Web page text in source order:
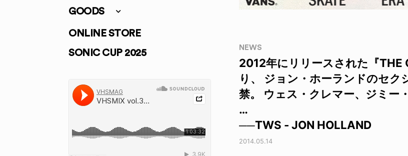
GOODS
ONLINE STORE
SONIC CUP 2025
NEWS
2012年にリリースされた『THE
り、 ジョン・ホーランドのセ
禁。 ウェス・クレマー、ジミー
…
──TWS - JON HOLLAND
2014.05.14